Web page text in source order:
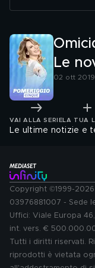
Le
02 ott
VAI ALLA SERIE LA TUA
Le ultime notizie e
Copyright ©1999-2026
03976881007 - Sede
Uffici: Viale Europa
int. vers. €
Tutti i diritti riservati.
riprodotti è vietata